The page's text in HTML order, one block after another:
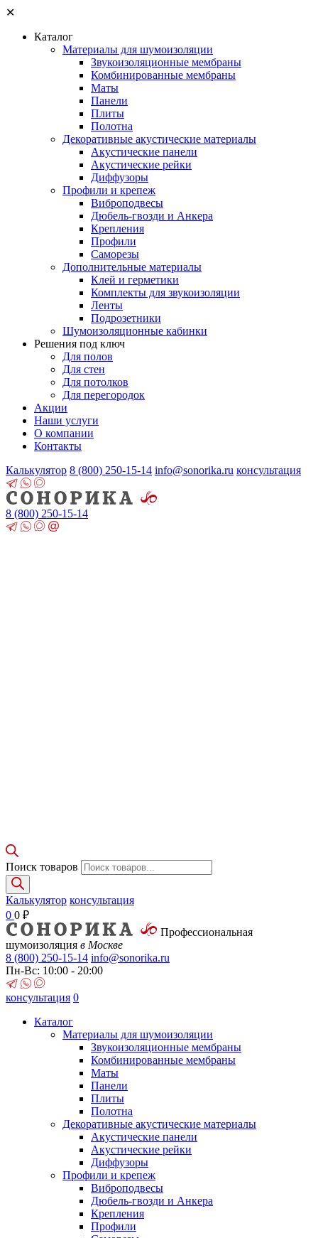
✕
Каталог
Материалы для шумоизоляции
Звукоизоляционные мембраны
Комбинированные мембраны
Маты
Панели
Плиты
Полотна
Декоративные акустические материалы
Акустические панели
Акустические рейки
Диффузоры
Профили и крепеж
Виброподвесы
Дюбель-гвозди и Анкера
Крепления
Профили
Саморезы
Дополнительные материалы
Клей и герметики
Комплекты для звукоизоляции
Ленты
Подрозетники
Шумоизоляционные кабинки
Решения под ключ
Для полов
Для стен
Для потолков
Для перегородок
Акции
Наши услуги
О компании
Контакты
Калькулятор 8 (800) 250-15-14 info@sonorika.ru консультация
8 (800) 250-15-14
Поиск товаров
Калькулятор консультация
0 0 ₽
Профессиональная
шумоизоляция в Москве
8 (800) 250-15-14 info@sonorika.ru
Пн-Вс: 10:00 - 20:00
консультация 0
Каталог
Материалы для шумоизоляции
Звукоизоляционные мембраны
Комбинированные мембраны
Маты
Панели
Плиты
Полотна
Декоративные акустические материалы
Акустические панели
Акустические рейки
Диффузоры
Профили и крепеж
Виброподвесы
Дюбель-гвозди и Анкера
Крепления
Профили